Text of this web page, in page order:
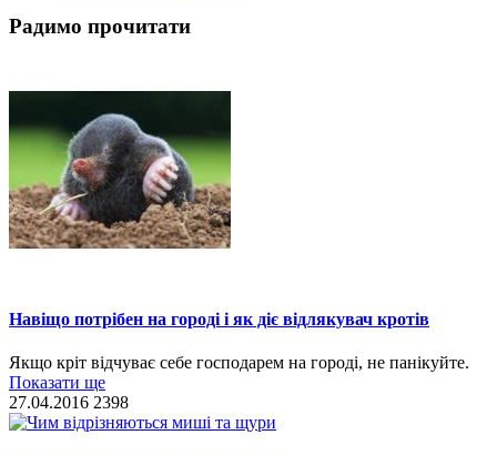
Радимо прочитати
Навіщо потрібен на городі і як діє відлякувач кротів
Якщо кріт відчуває себе господарем на городі, не панікуйте.
Показати ще
27.04.2016 2398